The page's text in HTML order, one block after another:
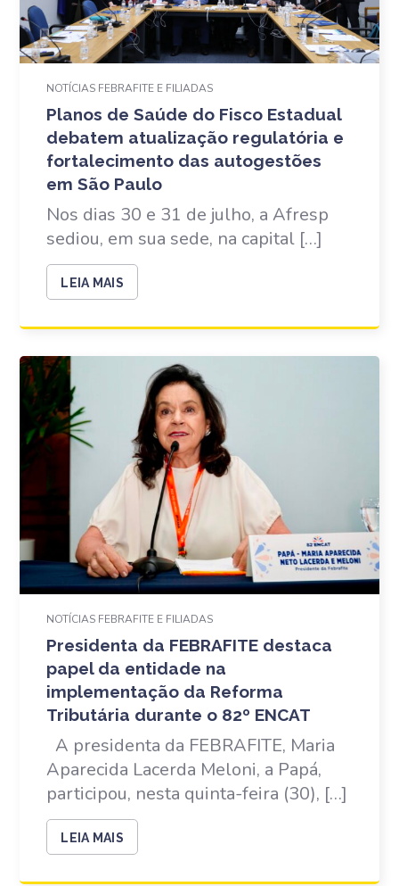
NOTÍCIAS FEBRAFITE E FILIADAS
Planos de Saúde do Fisco Estadual
debatem atualização regulatória e
fortalecimento das autogestões
em São Paulo
Nos dias 30 e 31 de julho, a Afresp
sediou, em sua sede, na capital […]
LEIA MAIS
NOTÍCIAS FEBRAFITE E FILIADAS
Presidenta da FEBRAFITE destaca
papel da entidade na
implementação da Reforma
Tributária durante o 82º ENCAT
A presidenta da FEBRAFITE, Maria
Aparecida Lacerda Meloni, a Papá,
participou, nesta quinta-feira (30), […]
LEIA MAIS